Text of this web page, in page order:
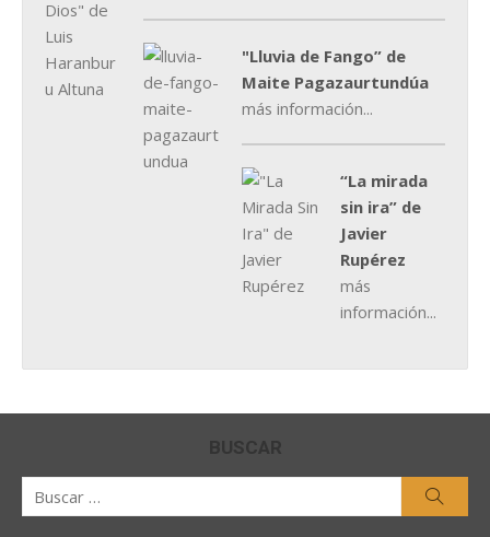
"Lluvia de Fango” de
Maite Pagazaurtundúa
más información...
“La mirada
sin ira” de
Javier
Rupérez
más
información...
BUSCAR